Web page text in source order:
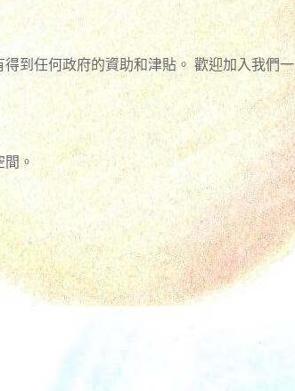
到任何政府的資助和津貼。 歡迎加入我們一
。